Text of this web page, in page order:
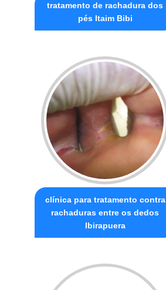
tratamento de rachadura dos
pés Itaim Bibi
clínica para tratamento contra
rachaduras entre os dedos
Ibirapuera